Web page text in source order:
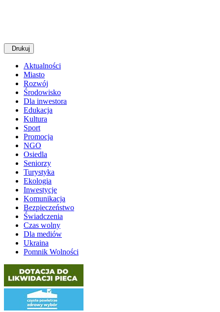
Drukuj
Aktualności
Miasto
Rozwój
Środowisko
Dla inwestora
Edukacja
Kultura
Sport
Promocja
NGO
Osiedla
Seniorzy
Turystyka
Ekologia
Inwestycje
Komunikacja
Bezpieczeństwo
Świadczenia
Czas wolny
Dla mediów
Ukraina
Pomnik Wolności